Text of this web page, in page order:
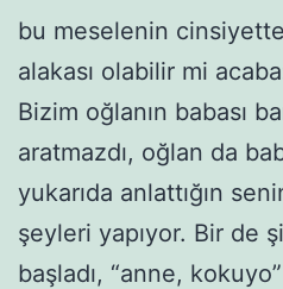
bu meselenin
alakası olabilir mi
Bizim oğlanın babası
aratmazdı, oğlan da
yukarıda anlattığın
şeyleri yapıyor. Bir de
başladı, “anne,